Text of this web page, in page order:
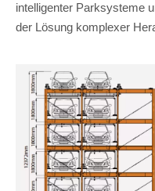
intelligenter Parksysteme
der Lösung komplexer